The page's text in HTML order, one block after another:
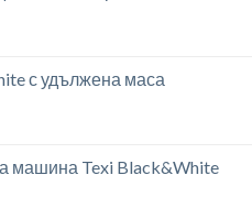
с удължена маса
машина Texi Black&White